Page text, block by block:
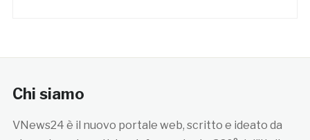
Chi siamo
VNews24 è il nuovo portale web, scritto e ideato da